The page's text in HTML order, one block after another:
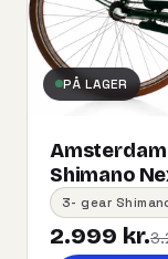
PÅ LAGER
Shimano
3- gear
2.999 kr.